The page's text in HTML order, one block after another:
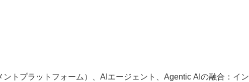
ントプラットフォーム）、AIエージェント、Agentic AIの融合：イン